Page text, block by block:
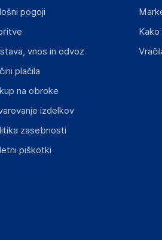
in drugimi ključnimi informacijami,
pogoji
vnos in odvoz
plačila
na obroke
izdelkov
zasebnosti
piškotki